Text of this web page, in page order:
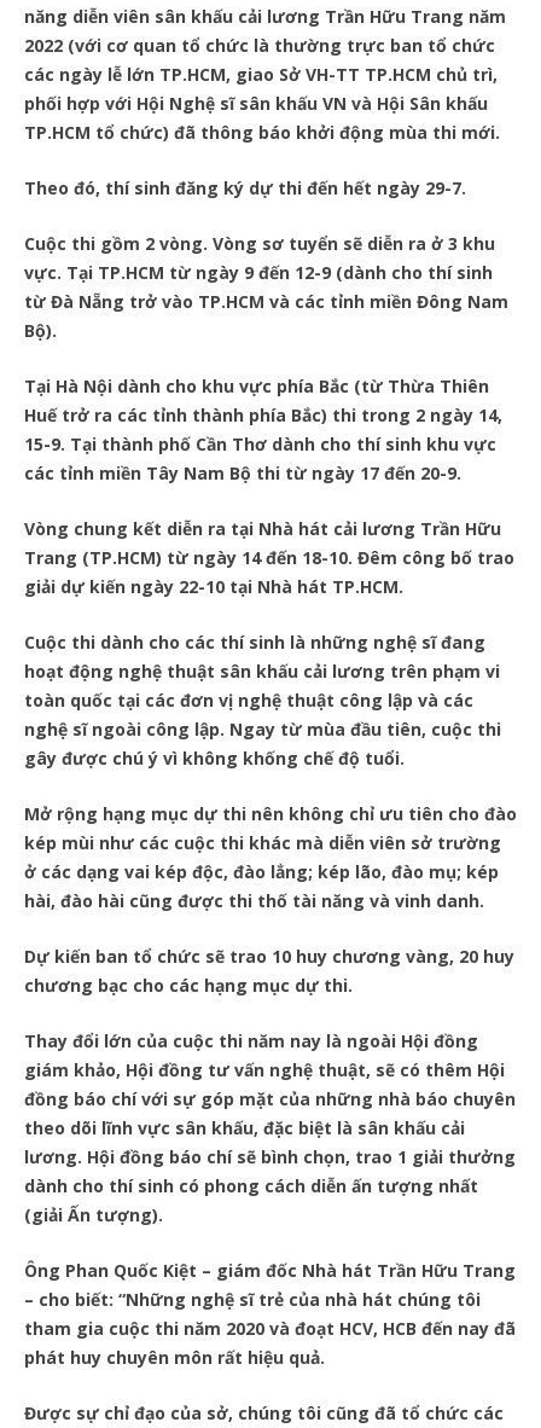
năng diễn viên sân khấu cải lương Trần Hữu Trang năm
2022 (với cơ quan tổ chức là thường trực ban tổ chức
các ngày lễ lớn TP.HCM, giao Sở VH-TT TP.HCM chủ trì,
phối hợp với Hội Nghệ sĩ sân khấu VN và Hội Sân khấu
TP.HCM tổ chức) đã thông báo khởi động mùa thi mới.
Theo đó, thí sinh đăng ký dự thi đến hết ngày 29-7.
Cuộc thi gồm 2 vòng. Vòng sơ tuyển sẽ diễn ra ở 3 khu
vực. Tại TP.HCM từ ngày 9 đến 12-9 (dành cho thí sinh
từ Đà Nẵng trở vào TP.HCM và các tỉnh miền Đông Nam
Bộ).
Tại Hà Nội dành cho khu vực phía Bắc (từ Thừa Thiên
Huế trở ra các tỉnh thành phía Bắc) thi trong 2 ngày 14,
15-9. Tại thành phố Cần Thơ dành cho thí sinh khu vực
các tỉnh miền Tây Nam Bộ thi từ ngày 17 đến 20-9.
Vòng chung kết diễn ra tại Nhà hát cải lương Trần Hữu
Trang (TP.HCM) từ ngày 14 đến 18-10. Đêm công bố trao
giải dự kiến ngày 22-10 tại Nhà hát TP.HCM.
Cuộc thi dành cho các thí sinh là những nghệ sĩ đang
hoạt động nghệ thuật sân khấu cải lương trên phạm vi
toàn quốc tại các đơn vị nghệ thuật công lập và các
nghệ sĩ ngoài công lập. Ngay từ mùa đầu tiên, cuộc thi
gây được chú ý vì không khống chế độ tuổi.
Mở rộng hạng mục dự thi nên không chỉ ưu tiên cho đào
kép mùi như các cuộc thi khác mà diễn viên sở trường
ở các dạng vai kép độc, đào lẳng; kép lão, đào mụ; kép
hài, đào hài cũng được thi thố tài năng và vinh danh.
Dự kiến ban tổ chức sẽ trao 10 huy chương vàng, 20 huy
chương bạc cho các hạng mục dự thi.
Thay đổi lớn của cuộc thi năm nay là ngoài Hội đồng
giám khảo, Hội đồng tư vấn nghệ thuật, sẽ có thêm Hội
đồng báo chí với sự góp mặt của những nhà báo chuyên
theo dõi lĩnh vực sân khấu, đặc biệt là sân khấu cải
lương. Hội đồng báo chí sẽ bình chọn, trao 1 giải thưởng
dành cho thí sinh có phong cách diễn ấn tượng nhất
(giải Ấn tượng).
Ông Phan Quốc Kiệt – giám đốc Nhà hát Trần Hữu Trang
– cho biết: “Những nghệ sĩ trẻ của nhà hát chúng tôi
tham gia cuộc thi năm 2020 và đoạt HCV, HCB đến nay đã
phát huy chuyên môn rất hiệu quả.
Được sự chỉ đạo của sở, chúng tôi cũng đã tổ chức các